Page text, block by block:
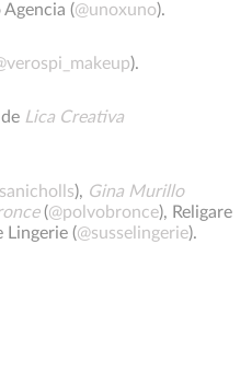
(@unoxuno).
).
Lica Creativa
), Gina Murillo
(@polvobronce), Religare
Lingerie (@susselingerie).